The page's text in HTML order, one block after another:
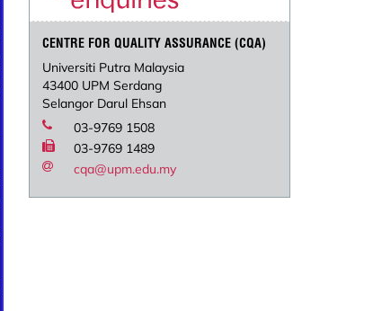
CENTRE FOR QUALITY ASSURANCE (CQA)
Universiti Putra Malaysia
43400 UPM Serdang
Selangor Darul Ehsan
03-9769 1508
03-9769 1489
cqa@upm.edu.my